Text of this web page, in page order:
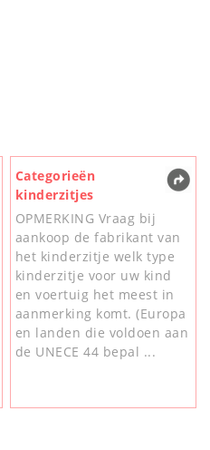
Categorieën
kinderzitjes
OPMERKING Vraag bij
aankoop de fabrikant van
het kinderzitje welk type
kinderzitje voor uw kind
en voertuig het meest in
aanmerking komt. (Europa
en landen die voldoen aan
de UNECE 44 bepal ...